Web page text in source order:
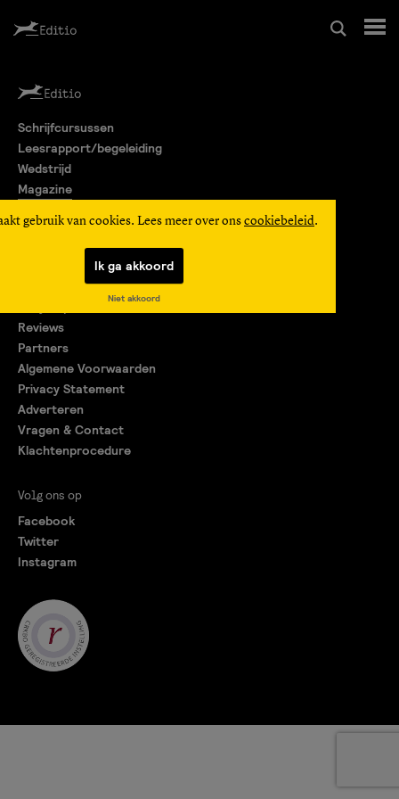
Leesrapport/begeleiding
Wedstrijd
Editio Producties
gebruik van cookies. Lees meer over ons cookiebeleid.
Ik ga akkoord
Niet akkoord
Schrijfcursussen
Leesrapport/begeleiding
Wedstrijd
Magazine
Reviews
Partners
Algemene Voorwaarden
Privacy Statement
Adverteren
Vragen & Contact
Klachtenprocedure
Volg ons op
Facebook
Twitter
Instagram